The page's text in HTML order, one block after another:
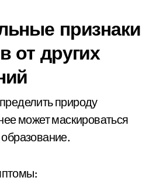
признаки
от других
природу
может маскироваться